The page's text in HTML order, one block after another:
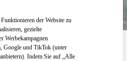
SIE MEHR
der Website zu
gezielte
Werbekampagnen
Google und TikTok (unter
Indem Sie auf „Alle